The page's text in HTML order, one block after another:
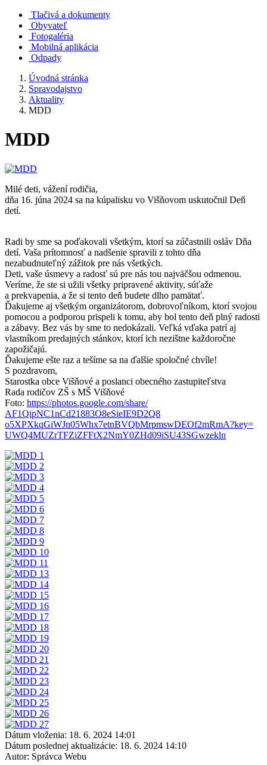
Tlačivá a dokumenty
Obyvateľ
Fotogaléria
Mobilná aplikácia
Odpady
Úvodná stránka
Spravodajstvo
Aktuality
MDD
MDD
Milé deti, vážení rodičia,
dňa 16. júna 2024 sa na kúpalisku vo Višňovom uskutočnil Deň
detí.
Radi by sme sa poďakovali všetkým, ktorí sa zúčastnili osláv Dňa
detí. Vaša prítomnosť a nadšenie spravili z tohto dňa
nezabudnuteľný zážitok pre nás všetkých.
Deti, vaše úsmevy a radosť sú pre nás tou najväčšou odmenou.
Veríme, že ste si užili všetky pripravené aktivity, súťaže
a prekvapenia, a že si tento deň budete dlho pamätať.
Ďakujeme aj všetkým organizátorom, dobrovoľníkom, ktorí svojou
pomocou a podporou prispeli k tomu, aby bol tento deň plný radosti
a zábavy. Bez vás by sme to nedokázali. Veľká vďaka patrí aj
vlastníkom predajných stánkov, ktorí ich nezištne každoročne
zapožičajú.
Ďakujeme ešte raz a tešíme sa na ďalšie spoločné chvíle!
S pozdravom,
Starostka obce Višňové a poslanci obecného zastupiteľstva
Rada rodičov ZŠ s MŠ Višňové
Foto: https://photos.google.com/share/
AF1QipNC1nCd21883O8eSieIE9D2Q8
o5XPXkqGiWJn05Whx7etnBVQbMrpmswDEOf2mRmA?key=
UWQ4MUZrTFZiZFFtX2NmY0ZHd09iSU43SGwzekln
Dátum vloženia: 18. 6. 2024 14:01
Dátum poslednej aktualizácie: 18. 6. 2024 14:10
Autor: Správca Webu